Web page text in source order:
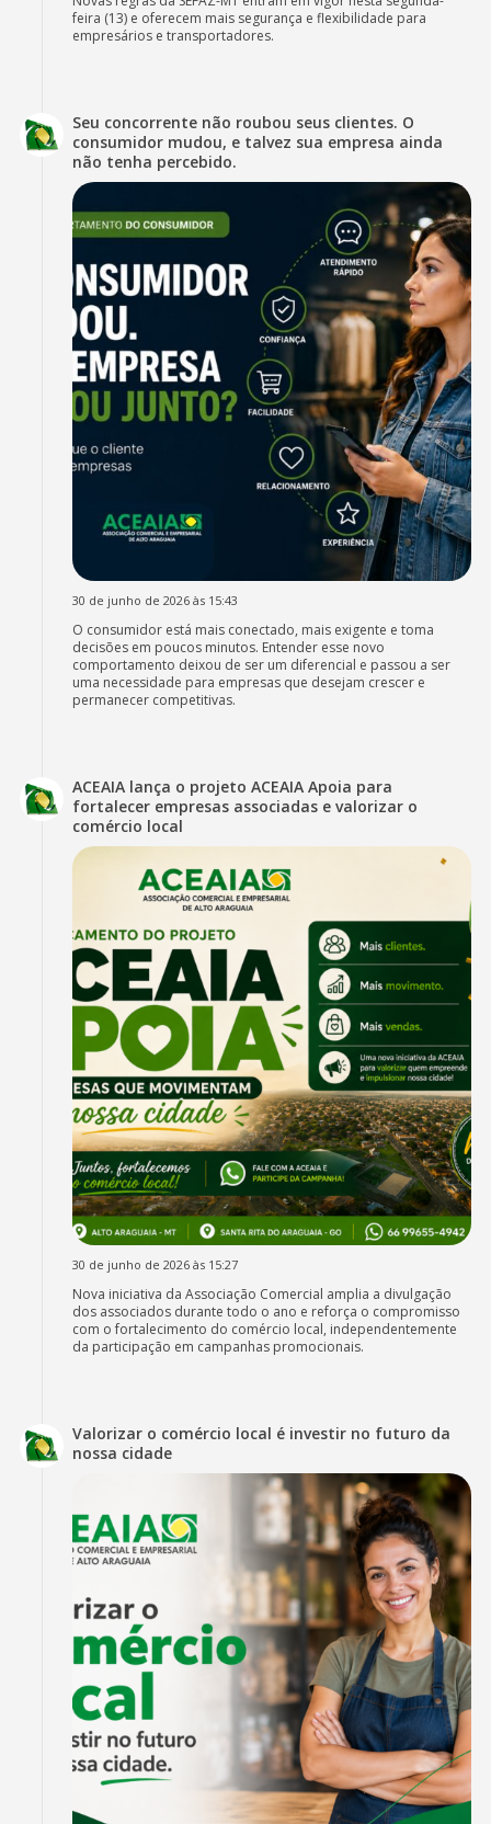
feira (13) e oferecem mais segurança e flexibilidade para
empresários e transportadores.
Seu concorrente não roubou seus clientes. O
consumidor mudou, e talvez sua empresa ainda
não tenha percebido.
30 de junho de 2026 às 15:43
O consumidor está mais conectado, mais exigente e toma
decisões em poucos minutos. Entender esse novo
comportamento deixou de ser um diferencial e passou a ser
uma necessidade para empresas que desejam crescer e
permanecer competitivas.
ACEAIA lança o projeto ACEAIA Apoia para
fortalecer empresas associadas e valorizar o
comércio local
30 de junho de 2026 às 15:27
Nova iniciativa da Associação Comercial amplia a divulgação
dos associados durante todo o ano e reforça o compromisso
com o fortalecimento do comércio local, independentemente
da participação em campanhas promocionais.
Valorizar o comércio local é investir no futuro da
nossa cidade